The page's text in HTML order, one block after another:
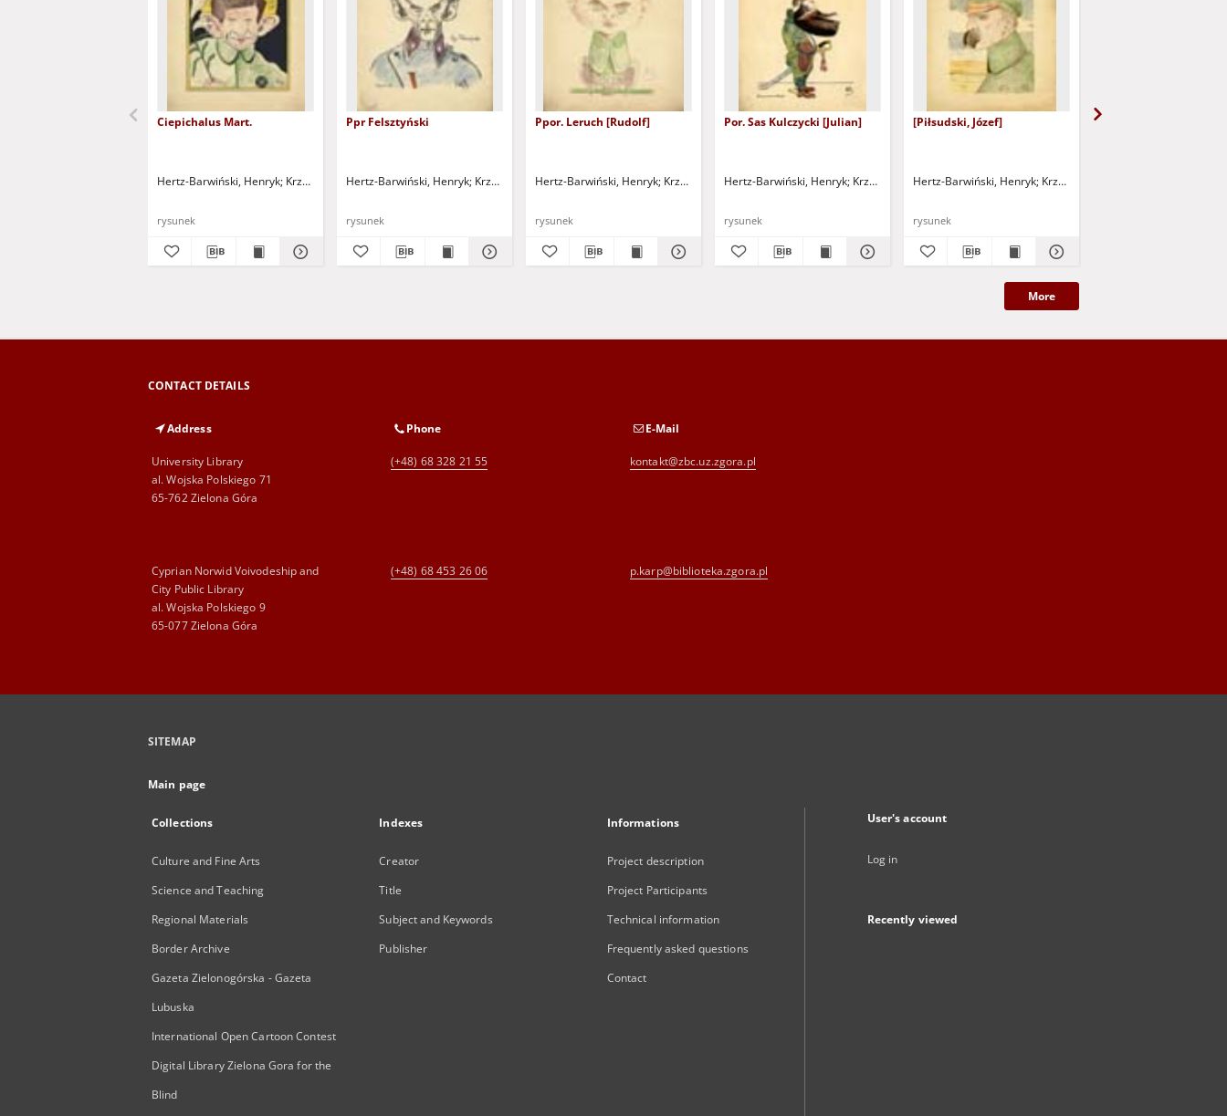
Ciepichalus Mart.
Hertz-Barwiński, Henryk Krzepowski, W. - litogr.
rysunek
Ppr Felsztyński
Hertz-Barwiński, Henryk Krzepowski, W. - litogr.
rysunek
Ppor. Leruch [Rudolf]
Hertz-Barwiński, Henryk Krzepowski, W. - litogr.
rysunek
Por. Sas Kulczycki [Julian]
Hertz-Barwiński, Henryk Krzepowski, W. - litogr.
rysunek
[Piłsudski, Józef]
Hertz-Barwiński, Henryk Krzepowski, W. - litogr.
rysunek
More
CONTACT DETAILS
Address
University Library
al. Wojska Polskiego 71
65-762 Zielona Góra
Phone
(+48) 68 328 21 55
E-Mail
kontakt@zbc.uz.zgora.pl
Cyprian Norwid Voivodeship and
City Public Library
al. Wojska Polskiego 9
65-077 Zielona Góra
(+48) 68 453 26 06 p.karp@biblioteka.zgora.pl
SITEMAP
Main page
Collections
Culture and Fine Arts
Science and Teaching
Regional Materials
Border Archive
Gazeta Zielonogórska - Gazeta
Lubuska
International Open Cartoon Contest
Digital Library Zielona Gora for the
Blind
Indexes
Creator
Title
Subject and Keywords
Publisher
Informations
Project description
Project Participants
Technical information
Frequently asked questions
Contact
User's account
Log in
Recently viewed